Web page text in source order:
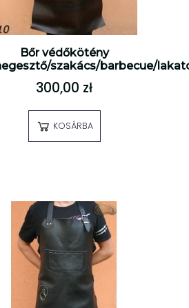
Bőr védőkötény
szakács/barbecue/
300,00 zł
KOSÁRBA